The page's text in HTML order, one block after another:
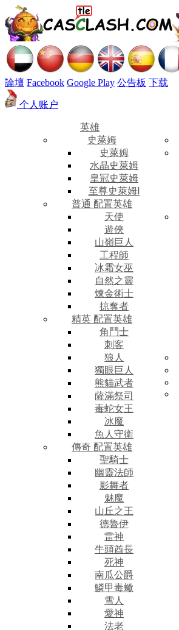
論壇 Facebook Google Play 公告板 下载
个人账户
英雄
史萊姆
史萊姆
水晶史萊姆
皇冠史萊姆
至尊史萊姆Ⅰ
普通 配置英雄
天使
遊俠
山嶺巨人
工程師
冰霜女巫
自然之靈
煉金術士
掠奪者
精英 配置英雄
角鬥士
刺客
狼人
獨眼巨人
熊貓武者
薩滿祭司
毒蛇女王
冰魔
魚人守衛
傳奇 配置英雄
聖騎士
幽靈法師
影舞者
魅魔
山丘之王
德魯伊
雷神
牛頭酋長
死神
南瓜公爵
鱗甲毒蠍
雪人
愛神
法老